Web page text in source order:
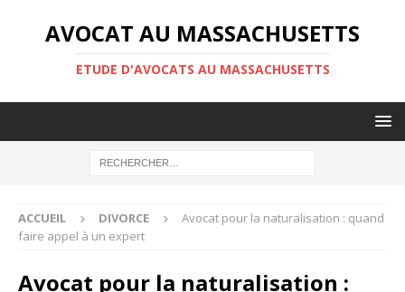
AVOCAT AU MASSACHUSETTS
ETUDE D'AVOCATS AU MASSACHUSETTS
ACCUEIL DIVORCE
Avocat pour la naturalisation : quand
faire appel à un expert
Avocat pour la naturalisation :